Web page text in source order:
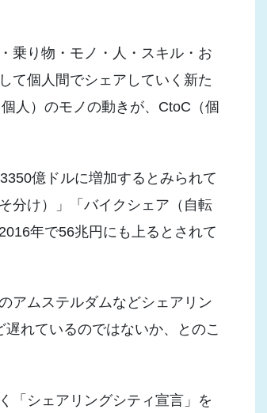
乗り物・モノ・人・スキル・お
て個人間でシェアしていく新た
人）のモノの動きが、CtoC（個
億ドルに増加するとみられて
分け）」「バイクシェア（自転
年で56兆円にも上るとされて
アムステルダムなどシェアリン
れているのではないか、とのこ
「シェアリングシティ宣言」を